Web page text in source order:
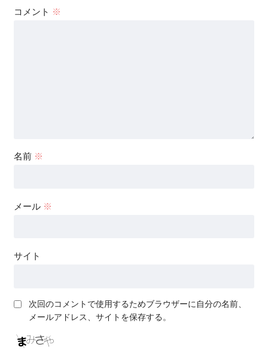
コメント ※
名前 ※
メール ※
サイト
次回のコメントで使用するためブラウザーに自分の名前、
メールアドレス、サイトを保存する。